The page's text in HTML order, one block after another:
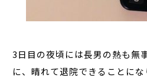
3日目の夜頃には長男の熱も無
に、晴れて退院できることに